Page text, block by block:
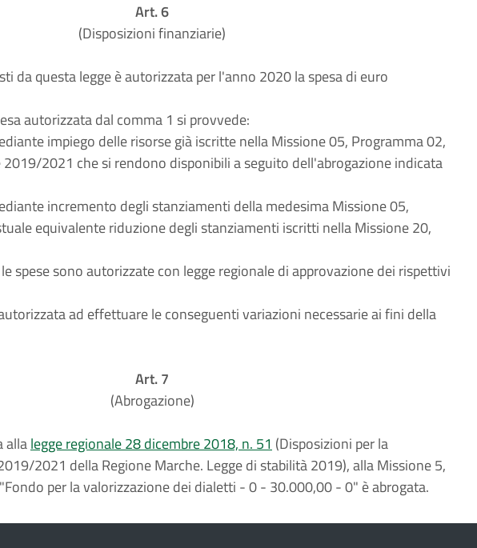
Art. 6
(Disposizioni finanziarie)
da questa legge è autorizzata per l'anno 2020 la spesa di euro
autorizzata dal comma 1 si provvede:
impiego delle risorse già iscritte nella Missione 05, Programma 02,
2021 che si rendono disponibili a seguito dell'abrogazione indicata
incremento degli stanziamenti della medesima Missione 05,
equivalente riduzione degli stanziamenti iscritti nella Missione 20,
spese sono autorizzate con legge regionale di approvazione dei rispettivi
ad effettuare le conseguenti variazioni necessarie ai fini della
Art. 7
(Abrogazione)
allalegge regionale 28 dicembre 2018, n. 51 (Disposizioni per la
2021 della Regione Marche. Legge di stabilità 2019), alla Missione 5,
per la valorizzazione dei dialetti - 0 - 30.000,00 - 0" è abrogata.